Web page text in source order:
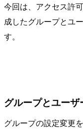
今回は、アクセス許
成したグループとユ
す。
グループとユーザ
グループの設定変更を